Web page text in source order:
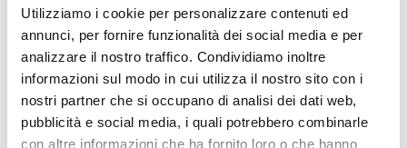
Utilizziamo i cookie per personalizzare contenuti ed
annunci, per fornire funzionalità dei social media e per
analizzare il nostro traffico. Condividiamo inoltre
informazioni sul modo in cui utilizza il nostro sito con i
nostri partner che si occupano di analisi dei dati web,
pubblicità e social media, i quali potrebbero combinarle
con altre informazioni che ha fornito loro o che hanno